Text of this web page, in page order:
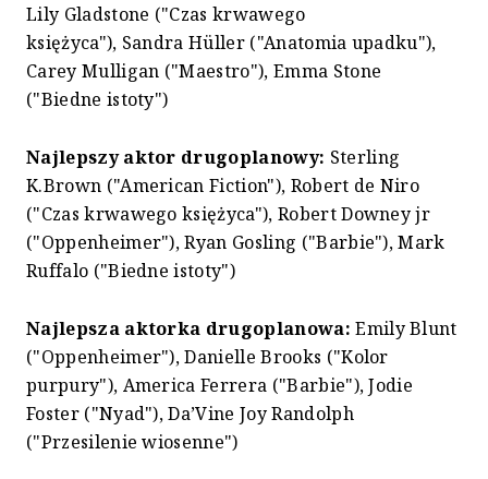
Lily Gladstone ("Czas krwawego
księżyca"), Sandra Hüller ("Anatomia upadku"),
Carey Mulligan ("Maestro"), Emma Stone
("Biedne istoty")
Najlepszy aktor drugoplanowy: Sterling
K.Brown ("American Fiction"), Robert de Niro
("Czas krwawego księżyca"), Robert Downey jr
("Oppenheimer"), Ryan Gosling ("Barbie"), Mark
Ruffalo ("Biedne istoty")
Najlepsza aktorka drugoplanowa: Emily Blunt
("Oppenheimer"), Danielle Brooks ("Kolor
purpury"), America Ferrera ("Barbie"), Jodie
Foster ("Nyad"), Da’Vine Joy Randolph
("Przesilenie wiosenne")